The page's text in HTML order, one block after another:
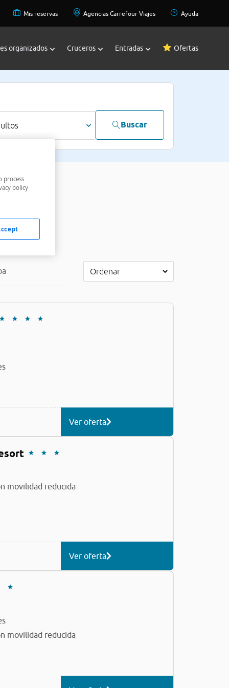
Mis reservas Agencias Carrefour Viajes Ayuda
organizados Cruceros Entradas Ofertas
Buscar
Ver oferta
movilidad reducida
Ver oferta
movilidad reducida
process
policy